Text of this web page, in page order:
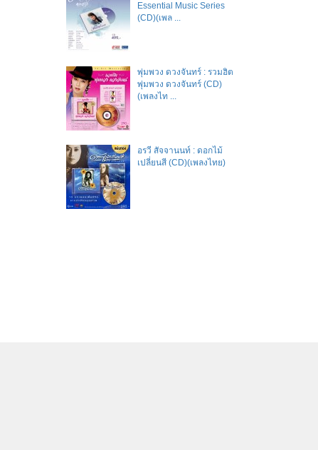
Essential Music Series
(CD)(เพล ...
พุ่มพวง ดวงจันทร์ : รวมฮิต
พุ่มพวง ดวงจันทร์ (CD)
(เพลงไท ...
อรวี สัจจานนท์ : ดอกไม้
เปลี่ยนสี (CD)(เพลงไทย)